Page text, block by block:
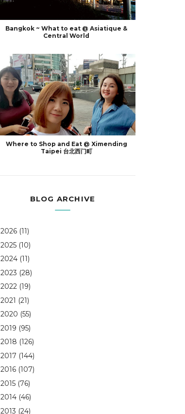
Bangkok ~ What to eat @ Asiatique &
Central World
Where to Shop and Eat @ Ximending
Taipei 台北西门町
BLOG ARCHIVE
2026 (11)
2025 (10)
2024 (11)
2023 (28)
2022 (19)
2021 (21)
2020 (55)
2019 (95)
2018 (126)
2017 (144)
2016 (107)
2015 (76)
2014 (46)
2013 (24)